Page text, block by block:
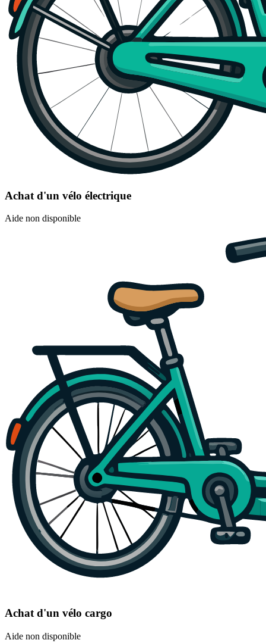
Achat d'un vélo électrique
Aide non disponible
Achat d'un vélo cargo
Aide non disponible